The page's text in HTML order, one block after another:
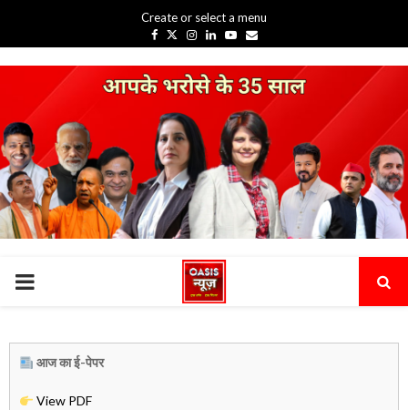
Create or select a menu
Facebook
TwitterInstagram
Linkedin
Youtube
Email
PRIMARY
आज का ई-पेपर
View PDF